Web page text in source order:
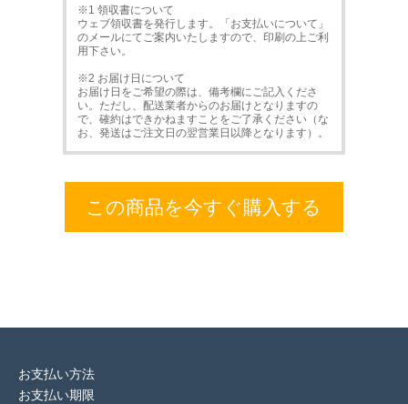
※1 領収書について
ウェブ領収書を発行します。「お支払いについて」
のメールにてご案内いたしますので、印刷の上ご利
用下さい。
※2 お届け日について
お届け日をご希望の際は、備考欄にご記入くださ
い。ただし、配送業者からのお届けとなりますの
で、確約はできかねますことをご了承ください（な
お、発送はご注文日の翌営業日以降となります）。
この商品を今すぐ購入する
お支払い方法
お支払い期限